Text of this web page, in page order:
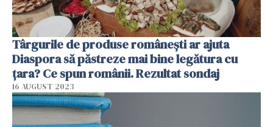
Târgurile de produse românești ar ajuta
Diaspora să păstreze mai bine legătura cu
țara? Ce spun românii. Rezultat sondaj
16 AUGUST 2023